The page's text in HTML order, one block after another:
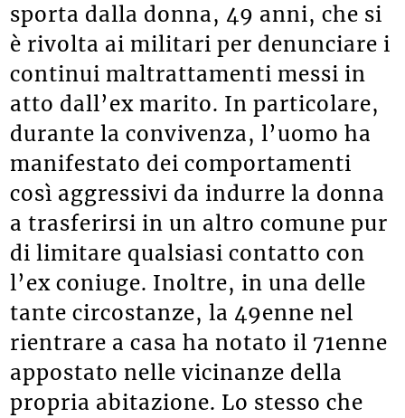
sporta dalla donna, 49 anni, che si
è rivolta ai militari per denunciare i
continui maltrattamenti messi in
atto dall’ex marito. In particolare,
durante la convivenza, l’uomo ha
manifestato dei comportamenti
così aggressivi da indurre la donna
a trasferirsi in un altro comune pur
di limitare qualsiasi contatto con
l’ex coniuge. Inoltre, in una delle
tante circostanze, la 49enne nel
rientrare a casa ha notato il 71enne
appostato nelle vicinanze della
propria abitazione. Lo stesso che